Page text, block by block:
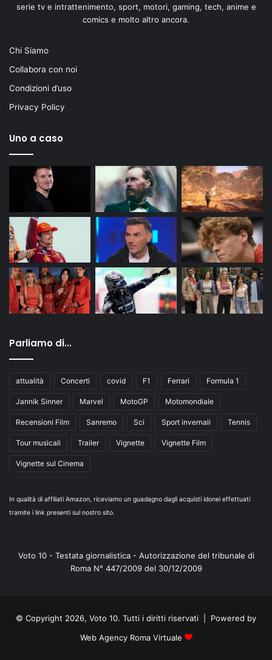
serie tv e intrattenimento, sport, motori, gaming, tech, anime e
comics e molto altro ancora.
Chi Siamo
Collabora con noi
Condizioni d’uso
Privacy Policy
Uno a caso
Parliamo di…
attualità Concerti covid F1 Ferrari Formula 1
Jannik Sinner Marvel MotoGP Motomondiale
Recensioni Film Sanremo Sci Sport invernali Tennis
Tour musicali Trailer Vignette Vignette Film
Vignette sul Cinema
In qualità di affiliati Amazon, riceviamo un guadagno dagli acquisti idonei effettuati
tramite i link presenti sul nostro sito.
Voto 10 - Testata giornalistica - Autorizzazione del tribunale di
Roma N° 447/2009 del 30/12/2009
© Copyright 2026, Voto 10. Tutti i diritti riservati | Powered by
Web Agency Roma Virtuale